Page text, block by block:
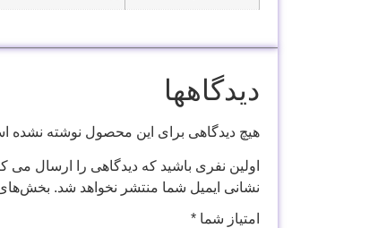
دیدگاهها
هیچ دیدگاهی برای این محصول نوشته نشده
اولین نفری باشید که دیدگاهی را ارسال می
نشانی ایمیل شما منتشر نخواهد شد. بخش‌های
امتیاز شما *